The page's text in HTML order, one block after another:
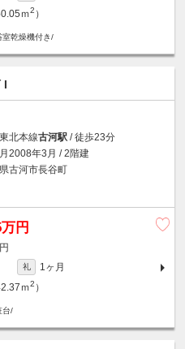
ｍ2 ）
室乾燥機付き/
I
北本線古河駅 / 徒歩23分
2008年3月 / 2階建
古河市長谷町
円
礼
1ヶ月
ｍ2 ）
台/